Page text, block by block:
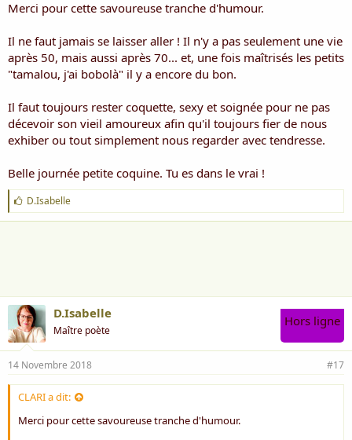
l’effleurer
En se rappelant celle que vous portiez le jour, ou, il
vous a…
offrez là
A votre belle...enfin, à qui vous voulez, redevenez celle
d’autre fois
Avec un esprit hardi, expulsez les mauvaises idées sur
vous
Apprenez à redécouvrir le plaisir, mordez la vie à
pleines dents
Pour ventiler la bonne humeur de celui qui vit à vos
Avec humour je vous dis, la vie commence après 50
D.Isabelle
Merci pour cette savoureuse tranche d'humour.
Il ne faut jamais se laisser aller ! Il n'y a pas seulement une vie
après 50, mais aussi après 70... et, une fois maîtrisés les petits
"tamalou, j'ai bobolà" il y a encore du bon.
Il faut toujours rester coquette, sexy et soignée pour ne pas
décevoir son vieil amoureux afin qu'il toujours fier de nous
exhiber ou tout simplement nous regarder avec tendresse.
Belle journée petite coquine. Tu es dans le vrai !
J
'
a
D.Isabelle
D.Isabelle
Maître poète
Hors ligne
14 Novembre 2018 #17
CLARI a dit:
Merci pour cette savoureuse tranche d'humour.